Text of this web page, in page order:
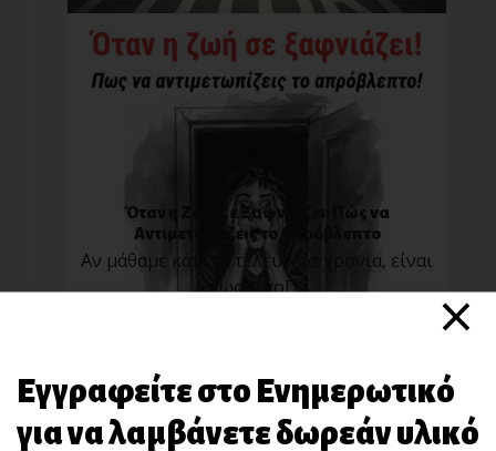
Όταν η Ζωή Σε Ξαφνιάζει: Πώς να
Αντιμετωπίζεις το Απρόβλεπτο
Αν μάθαμε κάτι τα τελευταία χρόνια, είναι
πως τίπο[...]
×
Εγγραφείτε στο Ενημερωτικό
για να λαμβάνετε δωρεάν υλικό